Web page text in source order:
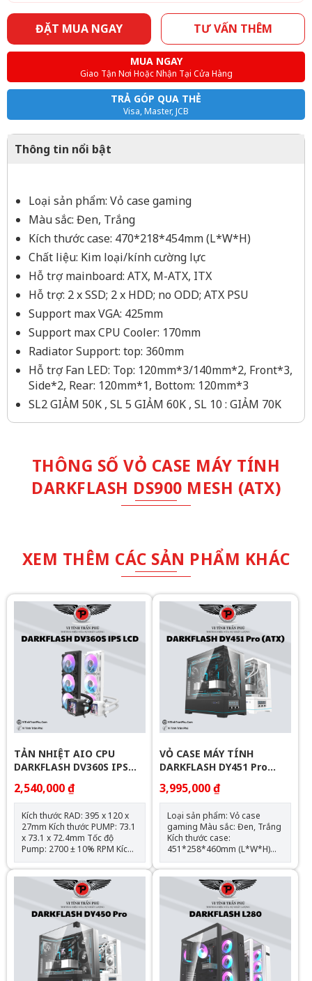
ĐẶT MUA NGAY TƯ VẤN THÊM
MUA NGAY
Giao Tận Nơi Hoặc Nhận Tại Cửa Hàng
TRẢ GÓP QUA THẺ
Visa, Master, JCB
Thông tin nổi bật
Loại sản phẩm: Vỏ case gaming
Màu sắc: Đen, Trắng
Kích thước case: 470*218*454mm (L*W*H)
Chất liệu: Kim loại/kính cường lực
Hỗ trợ mainboard: ATX, M-ATX, ITX
Hỗ trợ: 2 x SSD; 2 x HDD; no ODD; ATX PSU
Support max VGA: 425mm
Support max CPU Cooler: 170mm
Radiator Support: top: 360mm
Hỗ trợ Fan LED: Top: 120mm*3/140mm*2, Front*3,
Side*2, Rear: 120mm*1, Bottom: 120mm*3
SL2 GIẢM 50K , SL 5 GIẢM 60K , SL 10 : GIẢM 70K
THÔNG SỐ VỎ CASE MÁY TÍNH
DARKFLASH DS900 MESH (ATX)
XEM THÊM CÁC SẢN PHẨM KHÁC
TẢN NHIỆT AIO CPU
DARKFLASH DV360S IPS
2,540,000 ₫
Kích thước RAD: 395 x 120 x
27mm Kích thước PUMP: 73.1
x 73.1 x 72.4mm Tốc độ
Pump: 2700 ± 10% RPM Kích
thước Fan: 120*120*25mm
Tốc độ Fan: 800~1800 ± 10%
Rated voltage: 12VDC Pump
Rated current: 0.6A Fan Rated
current: 0.65A Air volume:
64.05CFM ± 10% Noise:
30dBA TDP: 240W Fan
Lighting effect: ARGB
Supported platforms:
LGA:GA2011/2011-
VỎ CASE MÁY TÍNH
DARKFLASH DY451 Pro
3,995,000 ₫
Loại sản phẩm: Vỏ case
gaming Màu sắc: Đen, Trắng
Kích thước case:
451*258*460mm (L*W*H)
Chất liệu: Kim loại/kính cường
lực Hỗ trợ mainboard: ATX,
M-ATX, ITX Hỗ trợ: 5 x SSD;5 x
HDD; no ODD; ATX PSU
Support max VGA: 420mm
Support max CPU Cooler:
Top：360mm/240mm,
Side：360mm/280mm Hỗ trợ
Fan LED: Top：
120mm*3/140mm*3, Side：